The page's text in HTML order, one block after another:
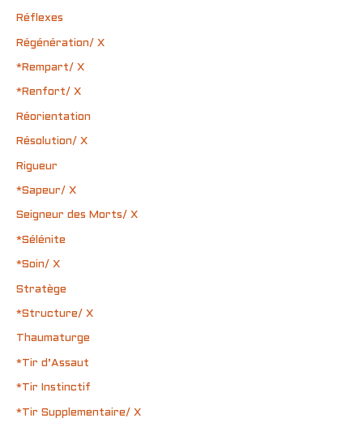
Réflexes
Régénération/ X
*Rempart/ X
*Renfort/ X
Réorientation
Résolution/ X
Rigueur
*Sapeur/ X
Seigneur des Morts/ X
*Sélénite
*Soin/ X
Stratège
*Structure/ X
Thaumaturge
*Tir d’Assaut
*Tir Instinctif
*Tir Supplementaire/ X